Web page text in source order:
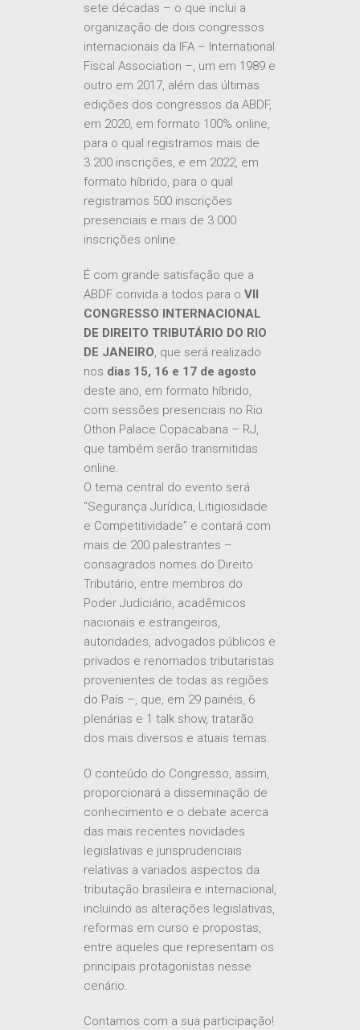
sete décadas – o que inclui a
organização de dois congressos
internacionais da IFA – International
Fiscal Association –, um em 1989 e
outro em 2017, além das últimas
edições dos congressos da ABDF,
em 2020, em formato 100% online,
para o qual registramos mais de
3.200 inscrições, e em 2022, em
formato híbrido, para o qual
registramos 500 inscrições
presenciais e mais de 3.000
inscrições online.
É com grande satisfação que a
ABDF convida a todos para o VII
CONGRESSO INTERNACIONAL
DE DIREITO TRIBUTÁRIO DO RIO
DE JANEIRO, que será realizado
nos dias 15, 16 e 17 de agosto
deste ano, em formato híbrido,
com sessões presenciais no Rio
Othon Palace Copacabana – RJ,
que também serão transmitidas
online.
O tema central do evento será
“Segurança Jurídica, Litigiosidade
e Competitividade” e contará com
mais de 200 palestrantes –
consagrados nomes do Direito
Tributário, entre membros do
Poder Judiciário, acadêmicos
nacionais e estrangeiros,
autoridades, advogados públicos e
privados e renomados tributaristas
provenientes de todas as regiões
do País –, que, em 29 painéis, 6
plenárias e 1 talk show, tratarão
dos mais diversos e atuais temas.
O conteúdo do Congresso, assim,
proporcionará a disseminação de
conhecimento e o debate acerca
das mais recentes novidades
legislativas e jurisprudenciais
relativas a variados aspectos da
tributação brasileira e internacional,
incluindo as alterações legislativas,
reformas em curso e propostas,
entre aqueles que representam os
principais protagonistas nesse
cenário.
Contamos com a sua participação!